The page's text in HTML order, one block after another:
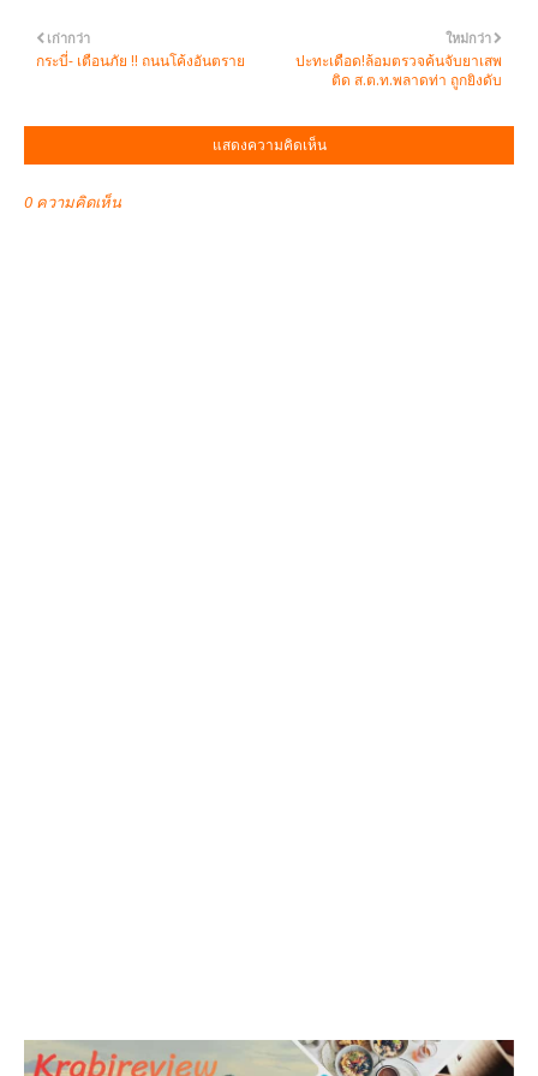
ใหม่กว่า
ปะทะเดือด!ล้อมตรวจค้นจับยาเสพ
ติด ส.ต.ท.พลาดท่า ถูกยิงดับ
เก่ากว่า
กระบี่- เตือนภัย !! ถนนโค้งอันตราย
แสดงความคิดเห็น
0 ความคิดเห็น